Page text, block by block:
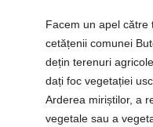
Facem un apel către
cetățenii comunei
dețin terenuri
dați foc vegetației
Arderea miriștilor, a
vegetale sau a